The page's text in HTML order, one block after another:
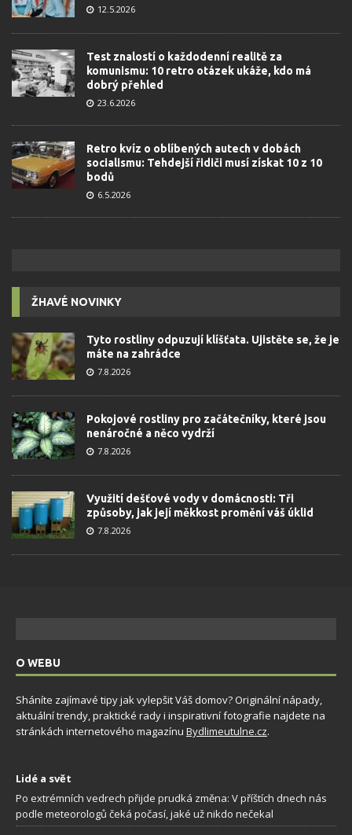
12.5.2026
Test znalostí o každodenní realitě za
komunismu: 10 retro otázek ukáže, kdo má
dobrý přehled
23.6.2026
Retro kvíz o oblíbených autech v dobách
socialismu: Tehdejší řidiči musí získat 10 z 10
bodů
6.5.2026
ŽHAVÉ NOVINKY
Tyto rostliny odpuzují klíšťata. Ujistěte se, že je
máte na zahrádce
7.8.2026
Pokojové rostliny pro začátečníky, které jsou
nenáročné a něco vydrží
7.8.2026
Využití dešťové vody v domácnosti: Tři
způsoby, jak její měkkost promění váš úklid
7.8.2026
O WEBU
Sháníte zajímavé tipy jak vylepšit Váš domov? Originální nápady,
aktuální trendy, praktické rady i inspirativní fotografie najdete na
stránkách internetového magazínu Bydlimeutulne.cz.
Lidé a svět
Po extrémních vedrech přijde prudká změna: V příštích dnech nás
podle meteorologů čeká počasí, jaké už nikdo nečekal